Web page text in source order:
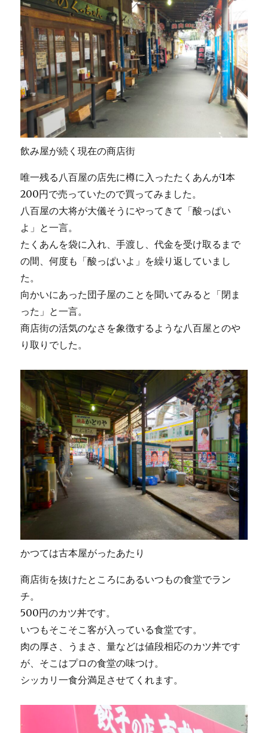
飲み屋が続く現在の商店街
唯一残る八百屋の店先に樽に入ったたくあんが1本
200円で売っていたので買ってみました。
八百屋の大将が大儀そうにやってきて「酸っぱい
よ」と一言。
たくあんを袋に入れ、手渡し、代金を受け取るまで
の間、何度も「酸っぱいよ」を繰り返していまし
た。
向かいにあった団子屋のことを聞いてみると「閉ま
った」と一言。
商店街の活気のなさを象徴するような八百屋とのや
り取りでした。
かつては古本屋がったあたり
商店街を抜けたところにあるいつもの食堂でラン
チ。
500円のカツ丼です。
いつもそこそこ客が入っている食堂です。
肉の厚さ、うまさ、量などは値段相応のカツ丼です
が、そこはプロの食堂の味つけ。
シッカリ一食分満足させてくれます。